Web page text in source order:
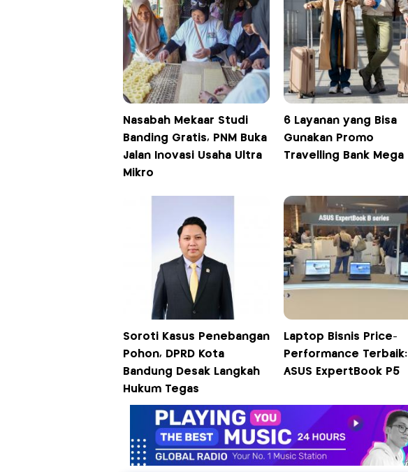
Nasabah Mekaar Studi
Banding Gratis, PNM Buka
Jalan Inovasi Usaha Ultra
Mikro
6 Layanan yang Bisa
Gunakan Promo
Travelling Bank Mega
Soroti Kasus Penebangan
Pohon, DPRD Kota
Bandung Desak Langkah
Hukum Tegas
Laptop Bisnis Price-
Performance Terbaik:
ASUS ExpertBook P5